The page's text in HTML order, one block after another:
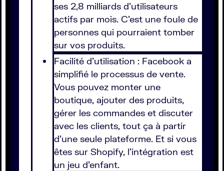
ses 2,8 milliards d'utilisateurs
actifs par mois. C'est une foule de
personnes qui pourraient tomber
sur vos produits.
Facilité d'utilisation : Facebook a
simplifié le processus de vente.
Vous pouvez monter une
boutique, ajouter des produits,
gérer les commandes et discuter
avec les clients, tout ça à partir
d'une seule plateforme. Et si vous
êtes sur Shopify, l'intégration est
un jeu d'enfant.